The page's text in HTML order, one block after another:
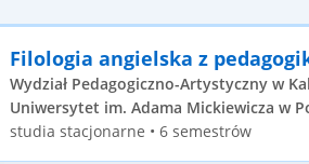
Filologia angielska z
Wydział Pedagogiczno-Artystyczny w
Uniwersytet im. Adama Mickiewicza w
studia stacjonarne • 6 semestrów